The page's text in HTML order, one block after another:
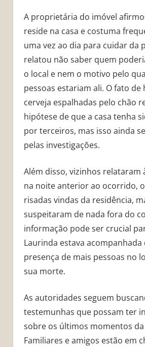
A proprietária do imóvel
reside na casa e costuma
uma vez ao dia para cuidar da
relatou não saber quem
o local e nem o motivo pelo
pessoas estariam ali. O fato de
cerveja espalhadas pelo chão
hipótese de que a casa tenha
por terceiros, mas isso ainda
pelas investigações.
Além disso, vizinhos relataram
na noite anterior ao ocorrido,
risadas vindas da residência,
suspeitaram de nada fora do
informação pode ser crucial
Laurinda estava acompanhada
presença de mais pessoas no
sua morte.
As autoridades seguem
testemunhas que possam ter
sobre os últimos momentos
Familiares e amigos estão em